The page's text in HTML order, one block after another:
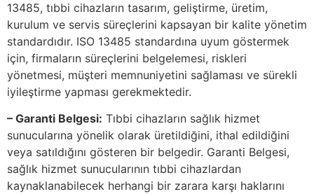
13485, tıbbi cihazların tasarım, geliştirme, üretim,
kurulum ve servis süreçlerini kapsayan bir kalite yönetim
standardıdır. ISO 13485 standardına uyum göstermek
için, firmaların süreçlerini belgelemesi, riskleri
yönetmesi, müşteri memnuniyetini sağlaması ve sürekli
iyileştirme yapması gerekmektedir.
– Garanti Belgesi: Tıbbi cihazların sağlık hizmet
sunucularına yönelik olarak üretildiğini, ithal edildiğini
veya satıldığını gösteren bir belgedir. Garanti Belgesi,
sağlık hizmet sunucularının tıbbi cihazlardan
kaynaklanabilecek herhangi bir zarara karşı haklarını